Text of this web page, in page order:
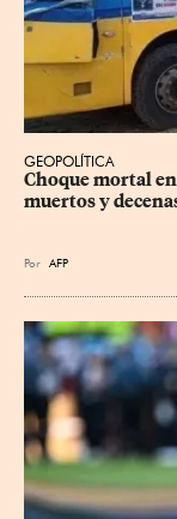
GEOPOLÍTICA
Choque mortal
muertos y
Por AFP